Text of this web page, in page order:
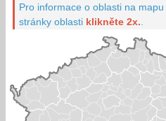
Pro informace o oblasti na mapu
stránky oblasti klikněte 2x.